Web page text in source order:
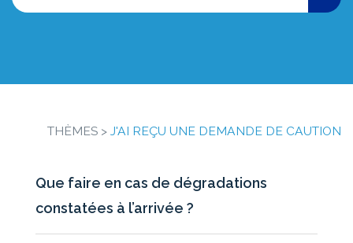
THÈMES > J'AI REÇU UNE DEMANDE DE CAUTION
Que faire en cas de dégradations
constatées à l’arrivée ?